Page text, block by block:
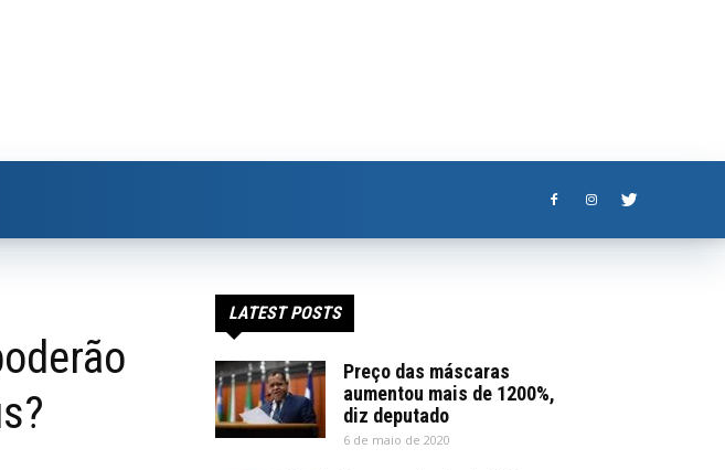
LATEST POSTS
Preço das máscaras
aumentou mais de 1200%,
diz deputado
6 de maio de 2020